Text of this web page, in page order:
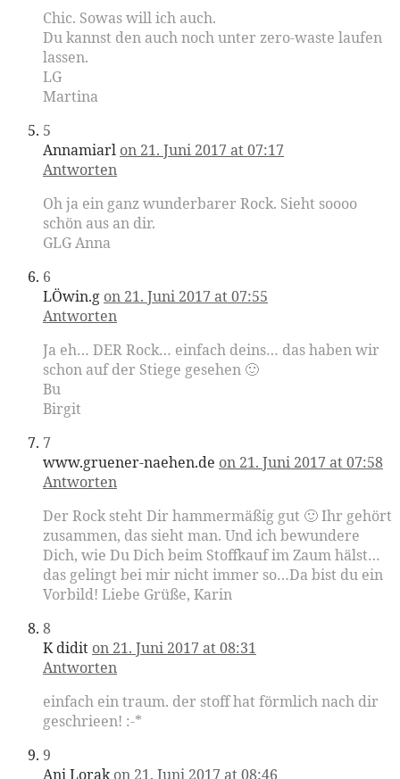
Chic. Sowas will ich auch.
Du kannst den auch noch unter zero-waste laufen
lassen.
LG
Martina
5
Annamiarl on 21. Juni 2017 at 07:17
Antworten
Oh ja ein ganz wunderbarer Rock. Sieht soooo
schön aus an dir.
GLG Anna
6
LÖwin.g on 21. Juni 2017 at 07:55
Antworten
Ja eh… DER Rock… einfach deins… das haben wir
schon auf der Stiege gesehen 🙂
Bu
Birgit
7
www.gruener-naehen.de on 21. Juni 2017 at 07:58
Antworten
Der Rock steht Dir hammermäßig gut 🙂 Ihr gehört
zusammen, das sieht man. Und ich bewundere
Dich, wie Du Dich beim Stoffkauf im Zaum hälst…
das gelingt bei mir nicht immer so…Da bist du ein
Vorbild! Liebe Grüße, Karin
8
K didit on 21. Juni 2017 at 08:31
Antworten
einfach ein traum. der stoff hat förmlich nach dir
geschrieen! :-*
9
Ani Lorak on 21. Juni 2017 at 08:46